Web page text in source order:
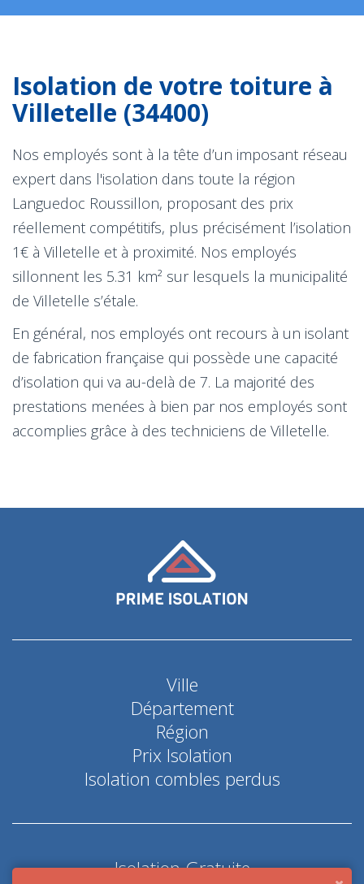
Isolation de votre toiture à
Villetelle (34400)
Nos employés sont à la tête d’un imposant réseau
expert dans l'isolation dans toute la région
Languedoc Roussillon, proposant des prix
réellement compétitifs, plus précisément l’isolation
1€ à Villetelle et à proximité. Nos employés
sillonnent les 5.31 km² sur lesquels la municipalité
de Villetelle s’étale.
En général, nos employés ont recours à un isolant
de fabrication française qui possède une capacité
d’isolation qui va au-delà de 7. La majorité des
prestations menées à bien par nos employés sont
accomplies grâce à des techniciens de Villetelle.
Ville
Département
Région
Prix Isolation
Isolation combles perdus
Isolation Gratuite